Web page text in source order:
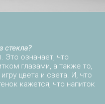
стекла?
Это означает, что
глазами, а также то,
цвета и света. И, что
кажется, что напиток